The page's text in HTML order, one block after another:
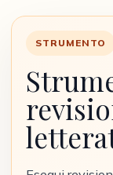
STRUMENTO